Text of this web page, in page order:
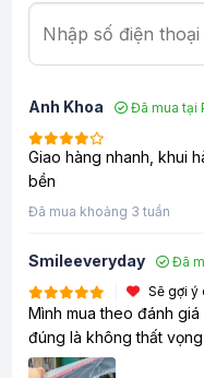
Anh Khoa Đã mua tại
Giao hàng nhanh, khui
bền
Đã mua khoảng 3 tuần
Smileeveryday
Đã
Sẽ gợi ý
Mình mua theo đánh
đúng là không thất vọng